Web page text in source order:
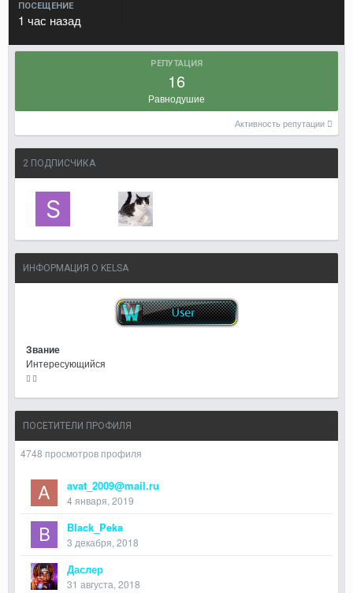
ПОСЕЩЕНИЕ
1 час назад
РЕПУТАЦИЯ
16
Равнодушие
Активность репутации
2 ПОДПИСЧИКА
ИНФОРМАЦИЯ О KELSA
Звание
Интересующийся
ПОСЕТИТЕЛИ ПРОФИЛЯ
4748 просмотров профиля
avat_2009@mail.ru
4 января, 2019
Black_Peka
3 декабря, 2018
Даслер
31 августа, 2018